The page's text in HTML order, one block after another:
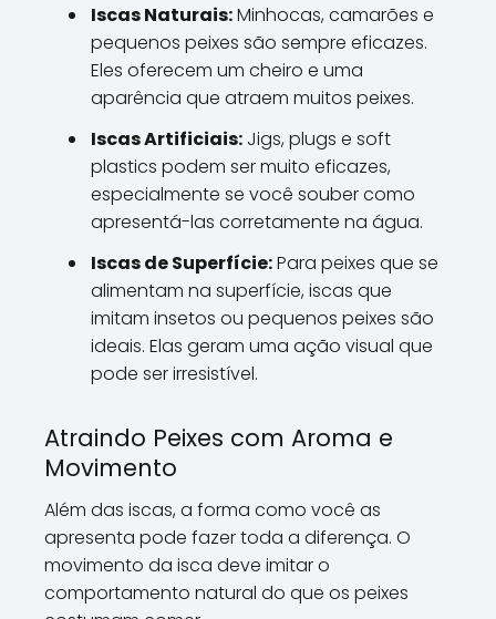
Iscas Naturais:Minhocas, camarões e
pequenos peixes são sempre eficazes.
Eles oferecem um cheiro e uma
aparência que atraem muitos peixes.
Iscas Artificiais: Jigs, plugs e soft
plastics podem ser muito eficazes,
especialmente se você souber como
apresentá-las corretamente na água.
Iscas de Superfície:Para peixes que se
alimentam na superfície, iscas que
imitam insetos ou pequenos peixes são
ideais. Elas geram uma ação visual que
pode ser irresistível.
Atraindo Peixes com Aroma e
Movimento
Além das iscas, a forma como você as
apresenta pode fazer toda a diferença. O
movimento da isca deve imitar o
comportamento natural do que os peixes